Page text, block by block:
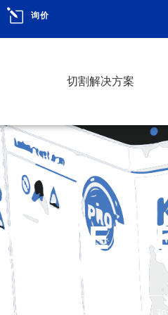
询价
切割解决方案
| 2.0